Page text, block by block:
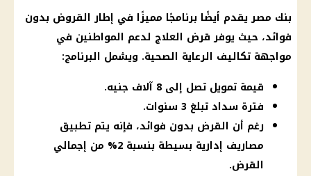
بنك مصر يقدم أيضًا برنامجًا مميزًا في إطار القروض بدون
فوائد، حيث يوفر قرض العلاج لدعم المواطنين في
مواجهة تكاليف الرعاية الصحية. ويشمل البرنامج:
قيمة تمويل تصل إلى 8 آلاف جنيه.
فترة سداد تبلغ 3 سنوات.
رغم أن القرض بدون فوائد، فإنه يتم تطبيق
مصاريف إدارية بسيطة بنسبة 2% من إجمالي
القرض.